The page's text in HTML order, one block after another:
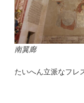
南翼廊
たいへん立派なフレ